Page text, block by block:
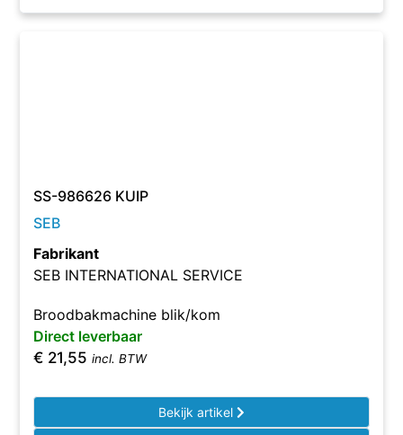
SS-986626 KUIP
SEB
Fabrikant
SEB INTERNATIONAL SERVICE
Broodbakmachine blik/kom
Direct leverbaar
€ 21,55 incl. BTW
Bekijk artikel